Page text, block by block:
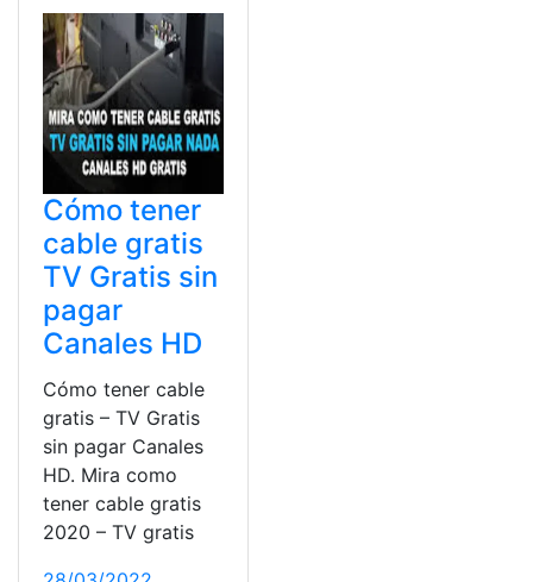
Cómo tener
cable gratis
TV Gratis sin
pagar
Canales HD
Cómo tener cable
gratis – TV Gratis
sin pagar Canales
HD. Mira como
tener cable gratis
2020 – TV gratis